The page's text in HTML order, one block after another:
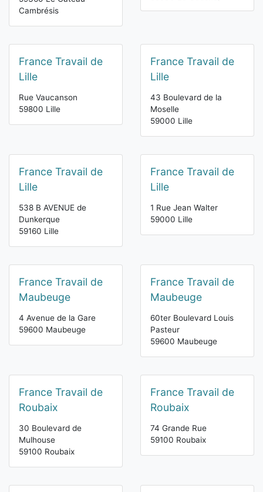
Cambrésis
France Travail de
Lille
Rue Vaucanson
59800 Lille
France Travail de
Lille
43 Boulevard de la
Moselle
59000 Lille
France Travail de
Lille
538 B AVENUE de
Dunkerque
59160 Lille
France Travail de
Lille
1 Rue Jean Walter
59000 Lille
France Travail de
Maubeuge
4 Avenue de la Gare
59600 Maubeuge
France Travail de
Maubeuge
60ter Boulevard Louis
Pasteur
59600 Maubeuge
France Travail de
Roubaix
30 Boulevard de
Mulhouse
59100 Roubaix
France Travail de
Roubaix
74 Grande Rue
59100 Roubaix